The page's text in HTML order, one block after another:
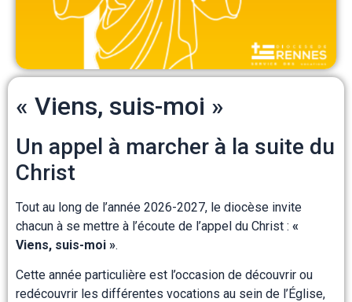
« Viens, suis-moi »
Un appel à marcher à la suite du
Christ
Tout au long de l’année 2026-2027, le diocèse invite
chacun à se mettre à l’écoute de l’appel du Christ : «
Viens, suis-moi ».
Cette année particulière est l’occasion de découvrir ou
redécouvrir les différentes vocations au sein de l’Église,